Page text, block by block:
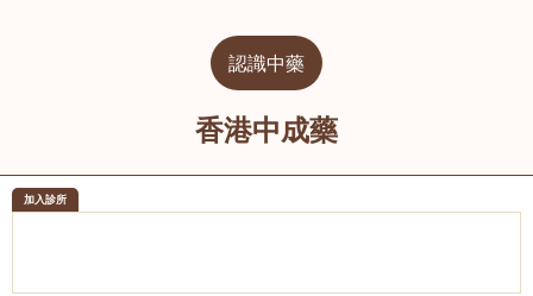
認識中藥
香港中成藥
加入診所